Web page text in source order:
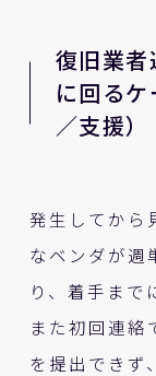
復旧業
に回る
／支援）
発生してから
なベンダが週
り、着手まで
また初回連絡
を提出できず